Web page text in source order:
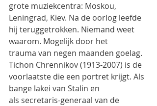
grote muziekcentra: Moskou,
Leningrad, Kiev. Na de oorlog leefde
hij teruggetrokken. Niemand weet
waarom. Mogelijk door het
trauma van negen maanden goelag.
Tichon Chrennikov (1913-2007) is de
voorlaatste die een portret krijgt. Als
bange lakei van Stalin en
als secretaris-generaal van de